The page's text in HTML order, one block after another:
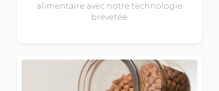
alimentaire avec notre technologie
brevetée.